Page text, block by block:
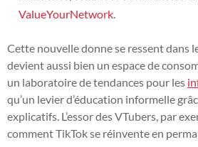
ValueYourNetwork.
Cette nouvelle donne se ressent dans
devient aussi bien un espace de
un laboratoire de tendances pour les
qu’un levier d’éducation informelle
explicatifs. L’essor des VTubers, par
comment TikTok se réinvente en